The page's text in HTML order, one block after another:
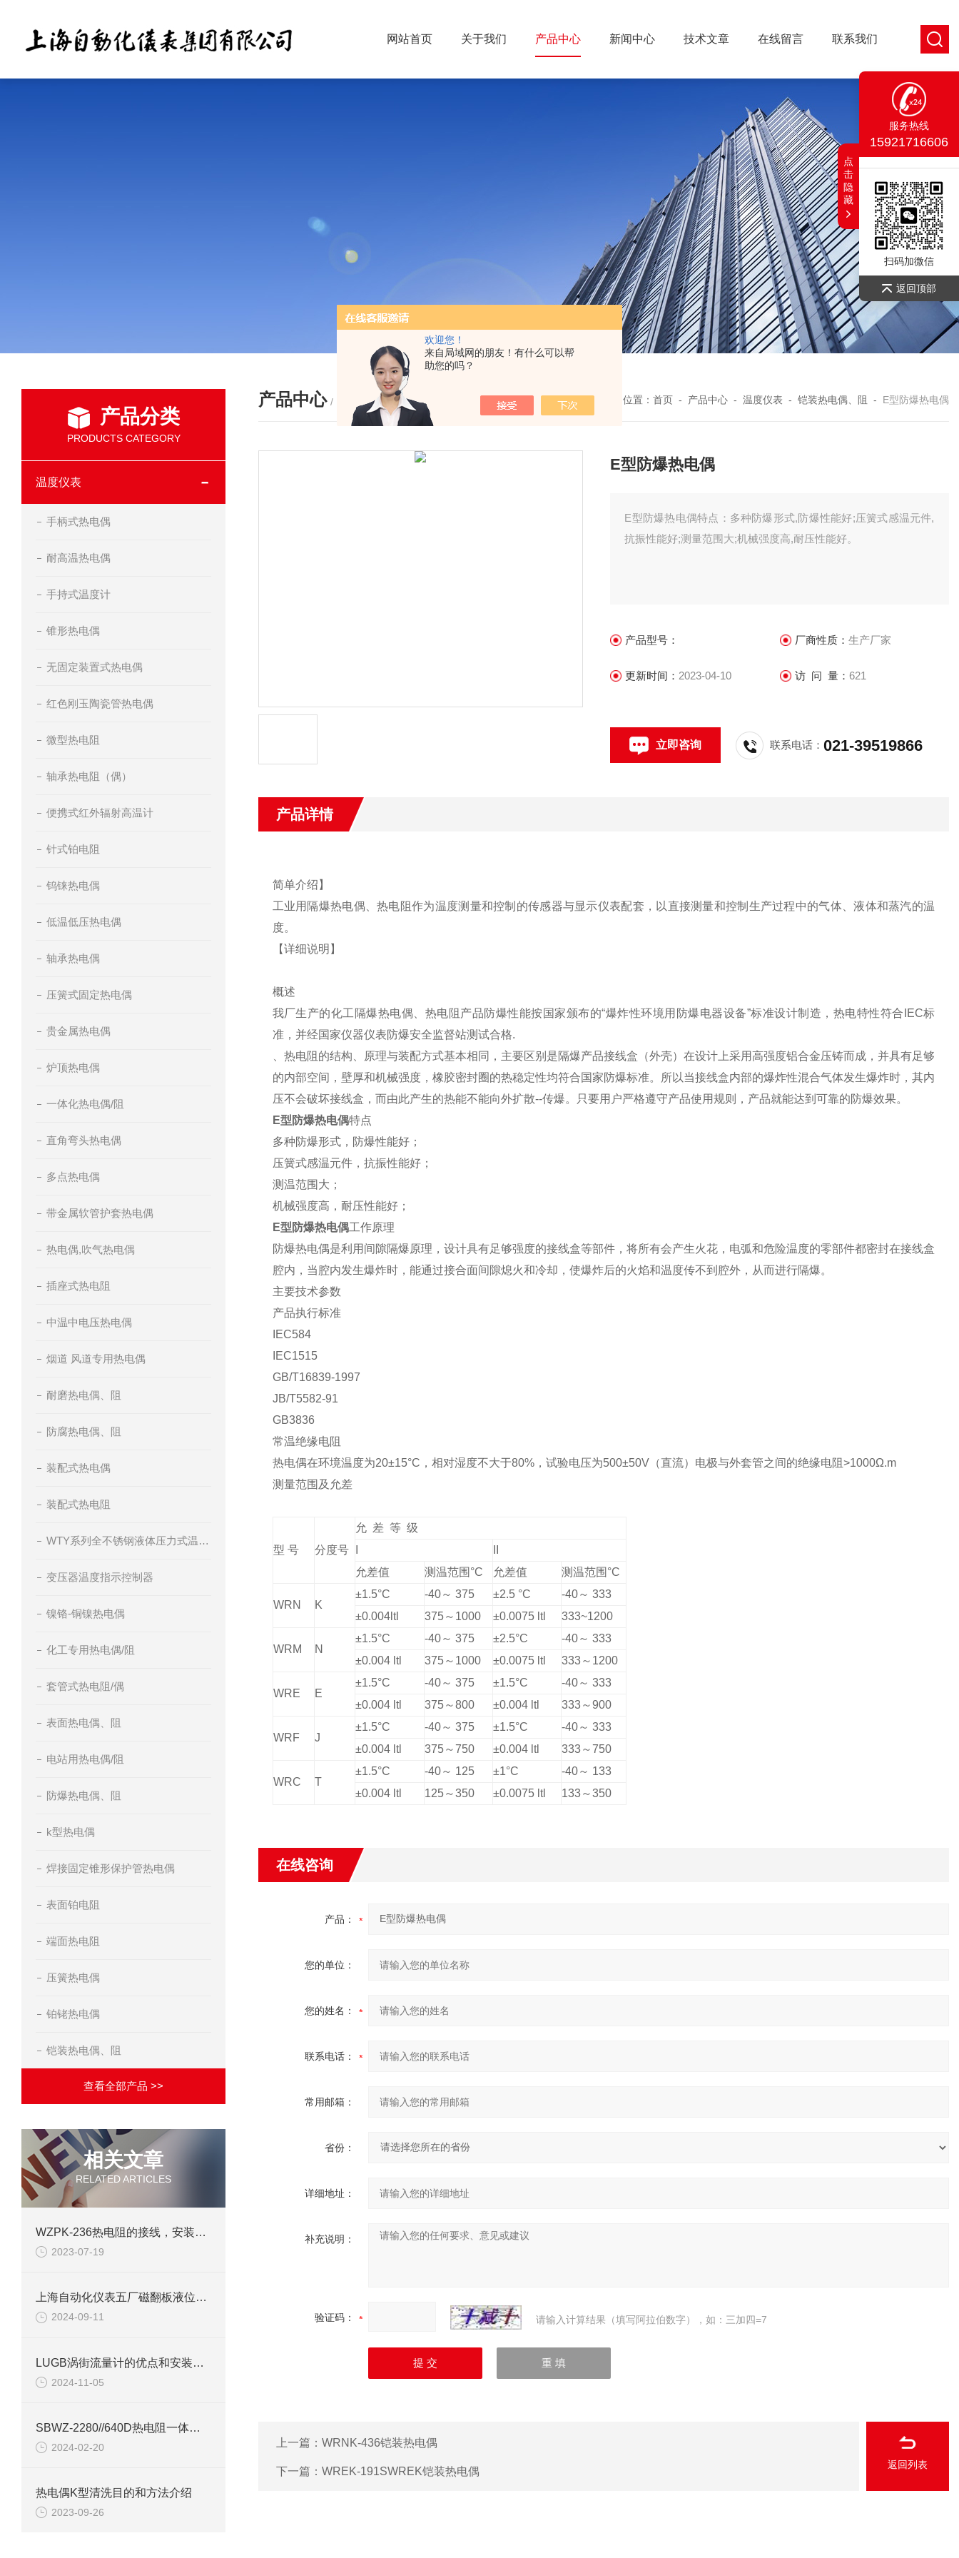
欢迎您！
来自局域网的朋友！有什么可以帮
助您的吗？
网站首页 关于我们 产品中心 新闻中心 技术文章 在线留言 联系我们
产品分类
PRODUCTS CATEGORY
温度仪表
手柄式热电偶
耐高温热电偶
手持式温度计
锥形热电偶
无固定装置式热电偶
红色刚玉陶瓷管热电偶
微型热电阻
轴承热电阻（偶）
便携式红外辐射高温计
针式铂电阻
钨铼热电偶
低温低压热电偶
轴承热电偶
压簧式固定热电偶
贵金属热电偶
炉顶热电偶
一体化热电偶/阻
直角弯头热电偶
多点热电偶
带金属软管护套热电偶
热电偶,吹气热电偶
插座式热电阻
中温中电压热电偶
烟道 风道专用热电偶
耐磨热电偶、阻
防腐热电偶、阻
装配式热电偶
装配式热电阻
WTY系列全不锈钢液体压力式温度计
变压器温度指示控制器
镍铬-铜镍热电偶
化工专用热电偶/阻
套管式热电阻/偶
表面热电偶、阻
电站用热电偶/阻
防爆热电偶、阻
k型热电偶
焊接固定锥形保护管热电偶
表面铂电阻
端面热电阻
压簧热电偶
铂铑热电偶
铠装热电偶、阻
查看全部产品 >>
相关文章
RELATED ARTICLES
WZPK-236热电阻的接线，安装及测量
2023-07-19
上海自动化仪表五厂磁翻板液位计检查装置
2024-09-11
LUGB涡街流量计的优点和安装注意事项说明
2024-11-05
SBWZ-2280//640D热电阻一体化变送器产品介绍
2024-02-20
热电偶K型清洗目的和方法介绍
2023-09-26
产品中心 / PRODUCTS 您的位置： 首页 - 产品中心 - 温度仪表 - 铠装热电偶、阻 - E型防爆热电偶
E型防爆热电偶
E型防爆热电偶特点：多种防爆形式,防爆性能好;压簧式感温元件,
抗振性能好;测量范围大;机械强度高,耐压性能好。
产品型号： 厂商性质： 生产厂家
更新时间： 2023-04-10 访 问 量： 621
立即咨询 联系电话：021-39519866
产品详情
简单介绍】
工业用隔爆热电偶、热电阻作为温度测量和控制的传感器与显示仪表配套，以直接测量和控制生产过程中的气体、液体和蒸汽的温
度。
【详细说明】
概述
我厂生产的化工隔爆热电偶、热电阻产品防爆性能按国家颁布的“爆炸性环境用防爆电器设备”标准设计制造，热电特性符合IEC标
准，并经国家仪器仪表防爆安全监督站测试合格.
、热电阻的结构、原理与装配方式基本相同，主要区别是隔爆产品接线盒（外壳）在设计上采用高强度铝合金压铸而成，并具有足够
的内部空间，壁厚和机械强度，橡胶密封圈的热稳定性均符合国家防爆标准。所以当接线盒内部的爆炸性混合气体发生爆炸时，其内
压不会破坏接线盒，而由此产生的热能不能向外扩散--传爆。只要用户严格遵守产品使用规则，产品就能达到可靠的防爆效果。
E型防爆热电偶特点
多种防爆形式，防爆性能好；
压簧式感温元件，抗振性能好；
测温范围大；
机械强度高，耐压性能好；
E型防爆热电偶工作原理
防爆热电偶是利用间隙隔爆原理，设计具有足够强度的接线盒等部件，将所有会产生火花，电弧和危险温度的零部件都密封在接线盒
腔内，当腔内发生爆炸时，能通过接合面间隙熄火和冷却，使爆炸后的火焰和温度传不到腔外，从而进行隔爆。
主要技术参数
产品执行标准
IEC584
IEC1515
GB/T16839-1997
JB/T5582-91
GB3836
常温绝缘电阻
热电偶在环境温度为20±15°C，相对湿度不大于80%，试验电压为500±50V（直流）电极与外套管之间的绝缘电阻>1000Ω.m
测量范围及允差
型 号 分度号
允 差 等 级
允差值
测温范围°C 允差值 测温范围°C
WRN K
±1.5°C -40～ 375 ±2.5 °C -40～ 333
±0.004ltl
375～1000 ±0.0075 ltl 333~1200
WRM N
±1.5°C -40～ 375 ±2.5°C -40～ 333
±0.004 ltl
375～1000 ±0.0075 ltl 333～1200
WRE E
±1.5°C -40～ 375 ±1.5°C -40～ 333
±0.004 ltl
375～800 ±0.004 ltl 333～900
WRF J
±1.5°C -40～ 375 ±1.5°C -40～ 333
±0.004 ltl
375～750 ±0.004 ltl 333～750
WRC T
±1.5°C -40～ 125 ±1°C -40～ 133
±0.004 ltl
125～350 ±0.0075 ltl 133～350
在线咨询
产品：
您的单位：
您的姓名：
联系电话：
常用邮箱：
省份：
详细地址：
补充说明：
验证码： 请输入计算结果（填写阿拉伯数字），如：三加四=7
上一篇： WRNK-436铠装热电偶
下一篇： WREK-191SWREK铠装热电偶
返回列表
服务热线
15921716606
扫码加微信
返回顶部
点
击
隐
藏